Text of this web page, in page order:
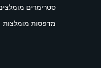
סטרימרים
מדפסות מומלצות